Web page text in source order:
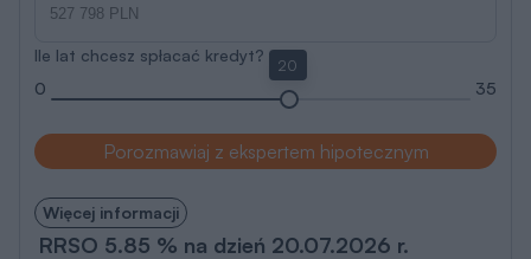
Ile lat chcesz spłacać kredyt?
0
20
35
Porozmawiaj z ekspertem hipotecznym
Więcej informacji
RRSO 5.85 % na dzień 20.07.2026 r.